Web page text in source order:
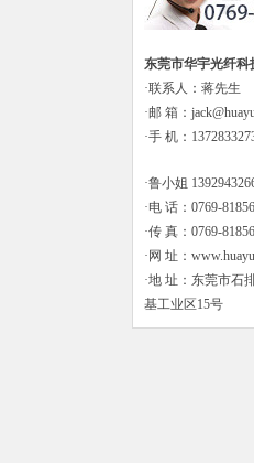
东莞市华宇光纤科
·联系人：蒋先生
·邮 箱：
·手 机：
·鲁小姐
·电 话：0769-
·传 真：0769-
·网 址：
·地 址：东莞市石
基工业区15号